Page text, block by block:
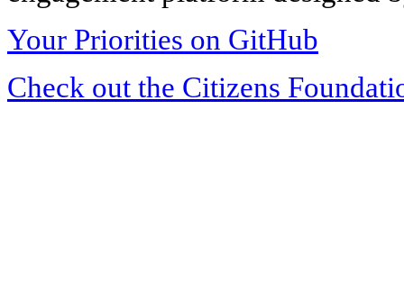
Your Priorities on GitHub
Check out the Citizens